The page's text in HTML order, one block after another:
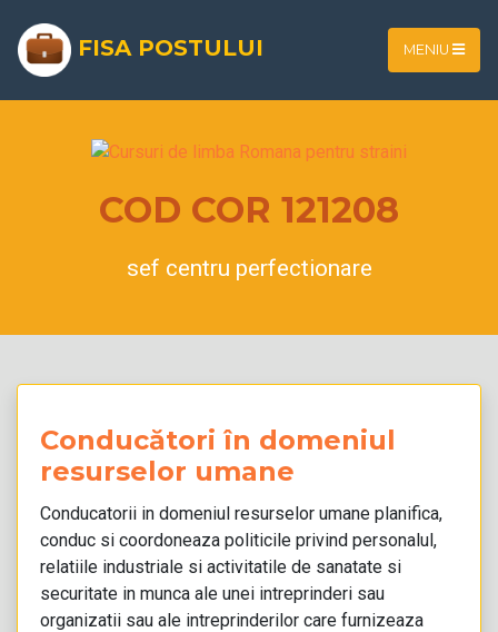
FISA POSTULUI MENIU
COD COR 121208
sef centru perfectionare
Conducători în domeniul
resurselor umane
Conducatorii in domeniul resurselor umane planifica,
conduc si coordoneaza politicile privind personalul,
relatiile industriale si activitatile de sanatate si
securitate in munca ale unei intreprinderi sau
organizatii sau ale intreprinderilor care furnizeaza